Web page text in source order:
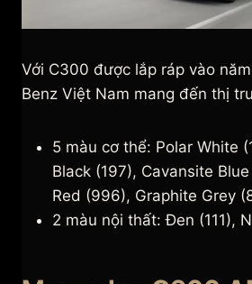
Với C300 được lắp ráp vào
Benz Việt Nam mang đến thị
5 màu cơ thể: Polar White
Black (197), Cavansite
Red (996), Graphite Grey
2 màu nội thất: Đen (111),